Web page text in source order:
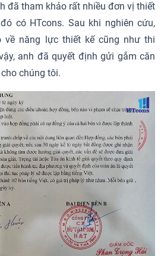
đã tham khảo rất nhiều đơn vị thiết
có HTcons. Sau khi nghiên cứu,
về năng lực thiết kế cũng như thi
anh đã quyết định gửi gắm căn
chúng tôi.